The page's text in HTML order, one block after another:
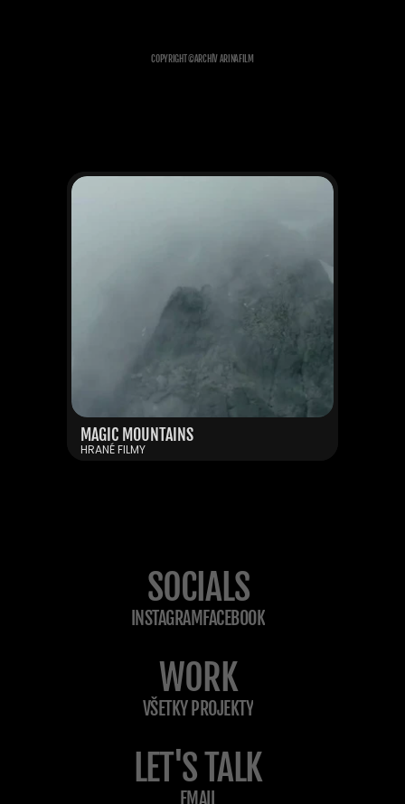
COPYRIGHT ©ARCHÍV ARINAFILM
ĎALŠIE PROJEKTY
PIARGY
HRANÉ FILMY
MAGIC MOUNTAINS
HRANÉ FILMY
SOCIALS
INSTAGRAM FACEBOOK
WORK
VŠETKY PROJEKTY
LET'S TALK
EMAIL